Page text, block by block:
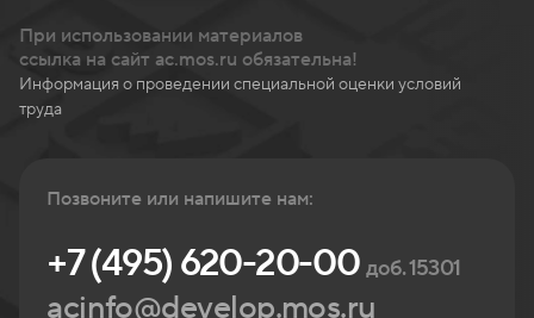
При использовании материалов
ссылка на сайт ac.mos.ru обязательна!
Информация о проведении специальной оценки условий
труда
Позвоните или напишите нам:
+7 (495) 620-20-00доб. 15301
acinfo@develop.mos.ru